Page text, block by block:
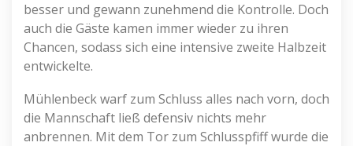
besser und gewann zunehmend die Kontrolle. Doch
auch die Gäste kamen immer wieder zu ihren
Chancen, sodass sich eine intensive zweite Halbzeit
entwickelte.
Mühlenbeck warf zum Schluss alles nach vorn, doch
die Mannschaft ließ defensiv nichts mehr
anbrennen. Mit dem Tor zum Schlusspfiff wurde die